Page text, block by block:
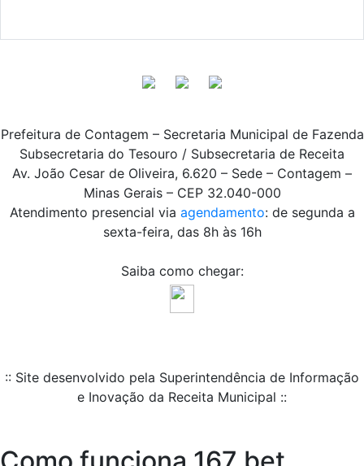
Prefeitura de Contagem – Secretaria Municipal de Fazenda
Subsecretaria do Tesouro / Subsecretaria de Receita
Av. João Cesar de Oliveira, 6.620 – Sede – Contagem –
Minas Gerais – CEP 32.040-000
Atendimento presencial via agendamento: de segunda a
sexta-feira, das 8h às 16h
Saiba como chegar:
:: Site desenvolvido pela Superintendência de Informação
e Inovação da Receita Municipal ::